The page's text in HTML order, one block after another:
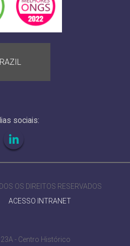
sociais:
OS DIREITOS RESERVADOS
ACESSO INTRANET
- Centro Histórico